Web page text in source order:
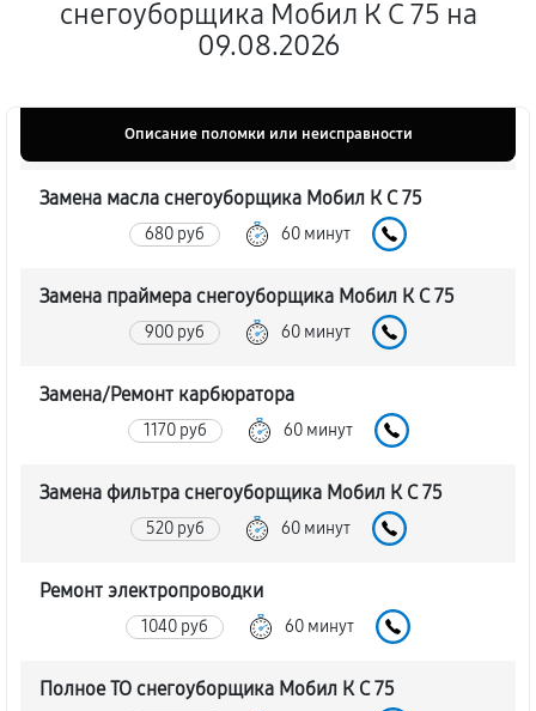
снегоуборщика Мобил К С 75 на
09.08.2026
Описание поломки или неисправности
Замена масла снегоуборщика Мобил К С 75
680 руб 60 минут
Замена праймера снегоуборщика Мобил К С 75
900 руб 60 минут
Замена/Pемонт карбюратора
1170 руб 60 минут
Замена фильтра снегоуборщика Мобил К С 75
520 руб 60 минут
Ремонт электропроводки
1040 руб 60 минут
Полное ТО снегоуборщика Мобил К С 75